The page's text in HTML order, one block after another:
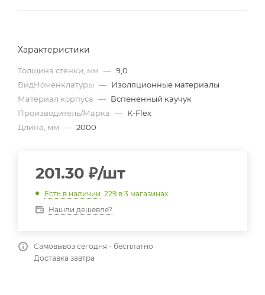
Характеристики
Толщина стенки, мм — 9,0
ВидНоменклатуры — Изоляционные материалы
Материал корпуса — Вспененный каучук
Производитель/Марка — K-Flex
Длина, мм — 2000
201.30 ₽/шт
Есть в наличии: 229 в 3 магазинах
Нашли дешевле?
Самовывоз сегодня - бесплатно
Доставка завтра